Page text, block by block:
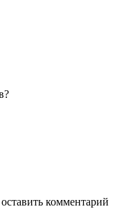
комментарий